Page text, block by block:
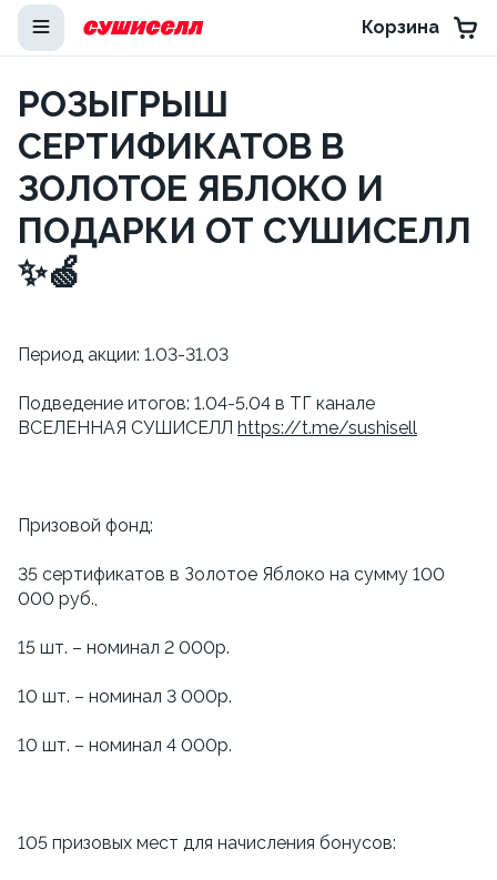
Корзина
РОЗЫГРЫШ
СЕРТИФИКАТОВ В
ЗОЛОТОЕ ЯБЛОКО И
ПОДАРКИ ОТ СУШИСЕЛЛ
✨🍏
Период акции: 1.03-31.03
Подведение итогов: 1.04-5.04 в ТГ канале
ВСЕЛЕННАЯ СУШИСЕЛЛ https://t.me/sushisell
Призовой фонд:
35 сертификатов в Золотое Яблоко на сумму 100
000 руб.,
15 шт. – номинал 2 000р.
10 шт. – номинал 3 000р.
10 шт. – номинал 4 000р.
105 призовых мест для начисления бонусов: